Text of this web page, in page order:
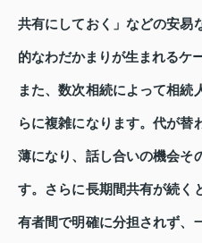
共有にしておく」などの安易
的なわだかまりが生まれるケ
また、数次相続によって相続
らに複雑になります。代が替
薄になり、話し合いの機会そ
す。さらに長期間共有が続く
有者間で明確に分担されず、